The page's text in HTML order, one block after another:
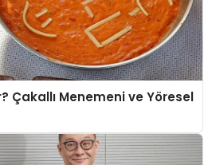
Çakallı Menemeni ve Yöresel